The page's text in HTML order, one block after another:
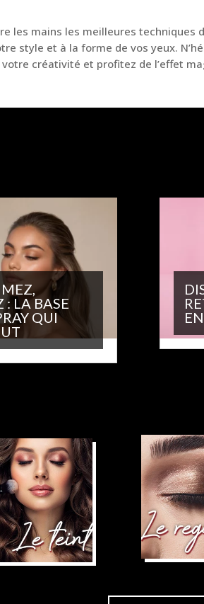
les mains les meilleures
style et à la forme de vos yeux.
créativité et profitez de l’effet
: LA BASE
QUI